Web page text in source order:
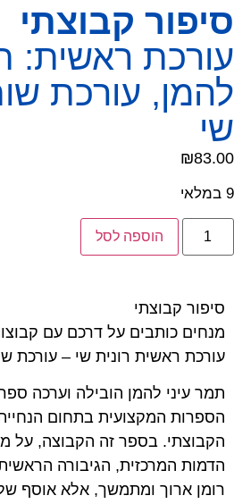
סיפור קבוצתי
עורכת ראשית:
להמן, עורכת
שי
₪83.00
9 במלאי
הוספה לסל
סיפור קבוצתי
מנחים כותבים על דרכם עם
עורכת ראשית רונית שי – עורכת
תמר עיני להמן הובילה וערכה
הספרות המקצועית בתחום
הקבוצתי. בספר זה הקבוצה, על
הדמות המרכזית, הגיבורה
רומן ארוך ומתמשך, אלא אוסף